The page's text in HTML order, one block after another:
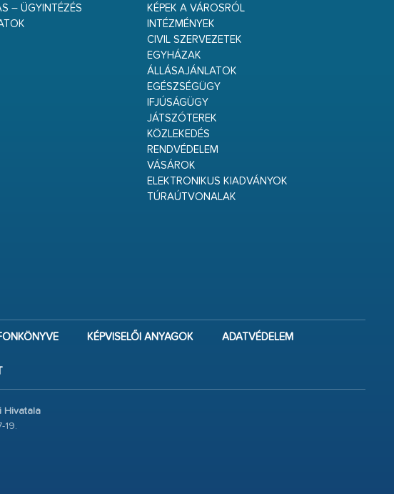
– ÜGYINTÉZÉS
KÉPEK A VÁROSRÓL
INTÉZMÉNYEK
CIVIL SZERVEZETEK
EGYHÁZAK
ÁLLÁSAJÁNLATOK
EGÉSZSÉGÜGY
IFJÚSÁGÜGY
JÁTSZÓTEREK
KÖZLEKEDÉS
RENDVÉDELEM
VÁSÁROK
ELEKTRONIKUS KIADVÁNYOK
TÚRAÚTVONALAK
KÉPVISELŐI ANYAGOK ADATVÉDELEM
Hivatala
19.